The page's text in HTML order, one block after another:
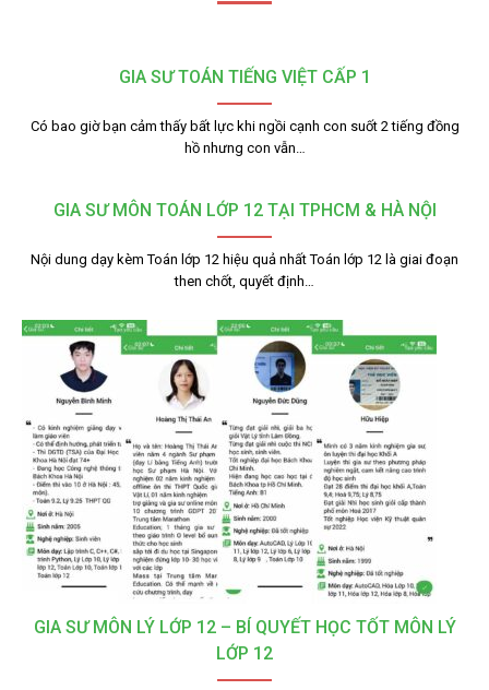
GIA SƯ TOÁN TIẾNG VIỆT CẤP 1
Có bao giờ bạn cảm thấy bất lực khi ngồi cạnh con suốt 2 tiếng đồng
hồ nhưng con vẫn…
GIA SƯ MÔN TOÁN LỚP 12 TẠI TPHCM & HÀ NỘI
Nội dung dạy kèm Toán lớp 12 hiệu quả nhất Toán lớp 12 là giai đoạn
then chốt, quyết định…
GIA SƯ MÔN LÝ LỚP 12 – BÍ QUYẾT HỌC TỐT MÔN LÝ
LỚP 12